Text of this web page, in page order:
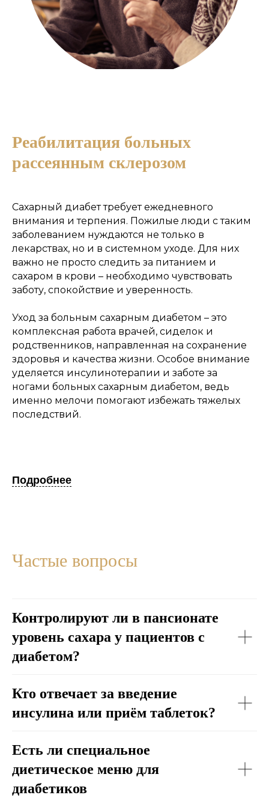
Рассчитать стоимость
Реабилитация больных
рассеянным склерозом
Сахарный диабет требует ежедневного
внимания и терпения. Пожилые люди с таким
заболеванием нуждаются не только в
лекарствах, но и в системном уходе. Для них
важно не просто следить за питанием и
сахаром в крови – необходимо чувствовать
заботу, спокойствие и уверенность.
Уход за больным сахарным диабетом – это
комплексная работа врачей, сиделок и
родственников, направленная на сохранение
здоровья и качества жизни. Особое внимание
уделяется инсулинотерапии и заботе за
ногами больных сахарным диабетом, ведь
именно мелочи помогают избежать тяжелых
последствий.
Подробнее
Частые вопросы
Контролируют ли в пансионате
уровень сахара у пациентов с
диабетом?
Кто отвечает за введение
инсулина или приём таблеток?
Есть ли специальное
диетическое меню для
диабетиков